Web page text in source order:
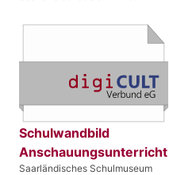
Schulwandbild
Anschauungsunterricht
Saarländisches Schulmuseum